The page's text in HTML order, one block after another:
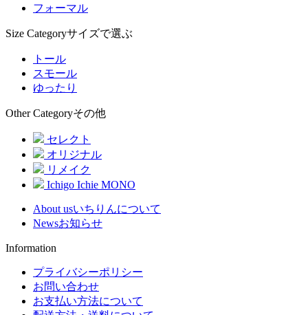
フォーマル
Size Categoryサイズで選ぶ
トール
スモール
ゆったり
Other Categoryその他
セレクト
オリジナル
リメイク
Ichigo Ichie MONO
About usいちりんについて
Newsお知らせ
Information
プライバシーポリシー
お問い合わせ
お支払い方法について